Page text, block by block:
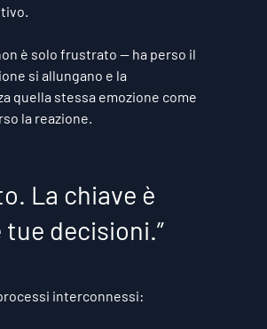
è solo frustrato — ha perso il
si allungano e la
quella stessa emozione come
la reazione.
La chiave è
decisioni.”
interconnessi: